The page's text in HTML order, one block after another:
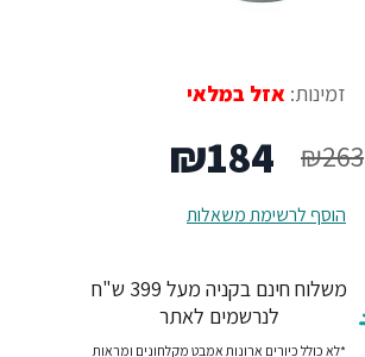
זמינות: אזל במלאי
₪263
המחיר
המקורי
₪263.
₪184
₪184.
הוסף לרשימת משאלות
משלוח חינם בקניה מעל 399 ש"ח
לנרשמים לאתר
*לא כולל כיורים ארונות אמבט מקלחונים ומראות